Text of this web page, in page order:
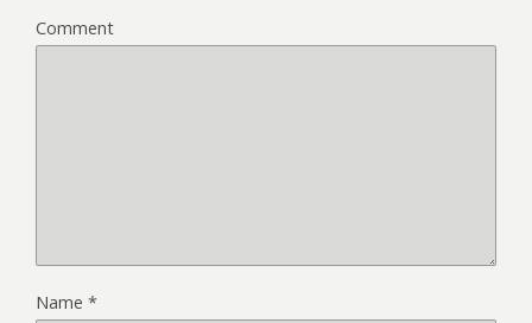
Comment
Name *